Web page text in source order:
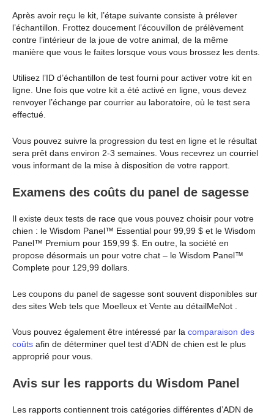
Après avoir reçu le kit, l’étape suivante consiste à prélever
l’échantillon. Frottez doucement l’écouvillon de prélèvement
contre l’intérieur de la joue de votre animal, de la même
manière que vous le faites lorsque vous vous brossez les dents.
Utilisez l’ID d’échantillon de test fourni pour activer votre kit en
ligne. Une fois que votre kit a été activé en ligne, vous devez
renvoyer l’échange par courrier au laboratoire, où le test sera
effectué.
Vous pouvez suivre la progression du test en ligne et le résultat
sera prêt dans environ 2-3 semaines. Vous recevrez un courriel
vous informant de la mise à disposition de votre rapport.
Examens des coûts du panel de sagesse
Il existe deux tests de race que vous pouvez choisir pour votre
chien : le Wisdom Panel™ Essential pour 99,99 $ et le Wisdom
Panel™ Premium pour 159,99 $. En outre, la société en
propose désormais un pour votre chat – le Wisdom Panel™
Complete pour 129,99 dollars.
Les coupons du panel de sagesse sont souvent disponibles sur
des sites Web tels que Moelleux et Vente au détailMeNot .
Vous pouvez également être intéressé par la comparaison des
coûts afin de déterminer quel test d’ADN de chien est le plus
approprié pour vous.
Avis sur les rapports du Wisdom Panel
Les rapports contiennent trois catégories différentes d’ADN de